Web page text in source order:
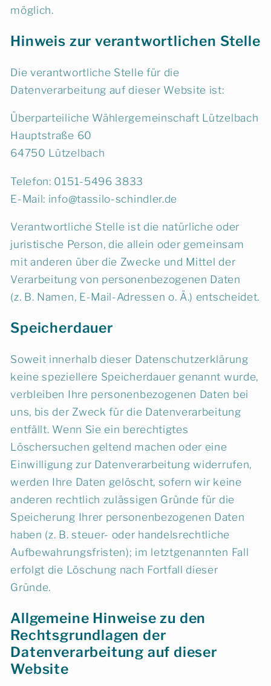
möglich.
Hinweis zur verantwortlichen Stelle
Die verantwortliche Stelle für die
Datenverarbeitung auf dieser Website ist:
Überparteiliche Wählergemeinschaft Lützelbach
Hauptstraße 60
64750 Lützelbach
Telefon: 0151-5496 3833
E-Mail: info@tassilo-schindler.de
Verantwortliche Stelle ist die natürliche oder
juristische Person, die allein oder gemeinsam
mit anderen über die Zwecke und Mittel der
Verarbeitung von personenbezogenen Daten
(z. B. Namen, E-Mail-Adressen o. Ä.) entscheidet.
Speicherdauer
Soweit innerhalb dieser Datenschutzerklärung
keine speziellere Speicherdauer genannt wurde,
verbleiben Ihre personenbezogenen Daten bei
uns, bis der Zweck für die Datenverarbeitung
entfällt. Wenn Sie ein berechtigtes
Löschersuchen geltend machen oder eine
Einwilligung zur Datenverarbeitung widerrufen,
werden Ihre Daten gelöscht, sofern wir keine
anderen rechtlich zulässigen Gründe für die
Speicherung Ihrer personenbezogenen Daten
haben (z. B. steuer- oder handelsrechtliche
Aufbewahrungsfristen); im letztgenannten Fall
erfolgt die Löschung nach Fortfall dieser
Gründe.
Allgemeine Hinweise zu den
Rechtsgrundlagen der
Datenverarbeitung auf dieser
Website